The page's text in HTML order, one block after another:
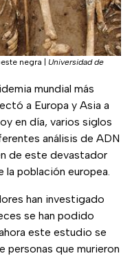
negra
Universidad de
mundial más
a Europa y Asia a
en día, varios siglos
análisis de ADN
de este devastador
población europea.
han investigado
se han podido
este estudio se
personas que murieron